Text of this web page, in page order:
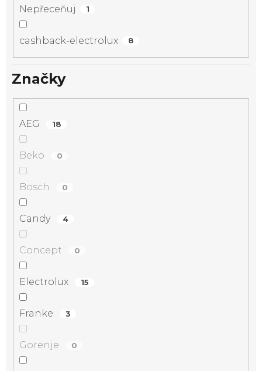
Nepřeceňuj 1
cashback-electrolux 8
Značky
AEG 18
Beko 0
Bosch 0
Candy 4
Concept 0
Electrolux 15
Franke 3
Gorenje 0